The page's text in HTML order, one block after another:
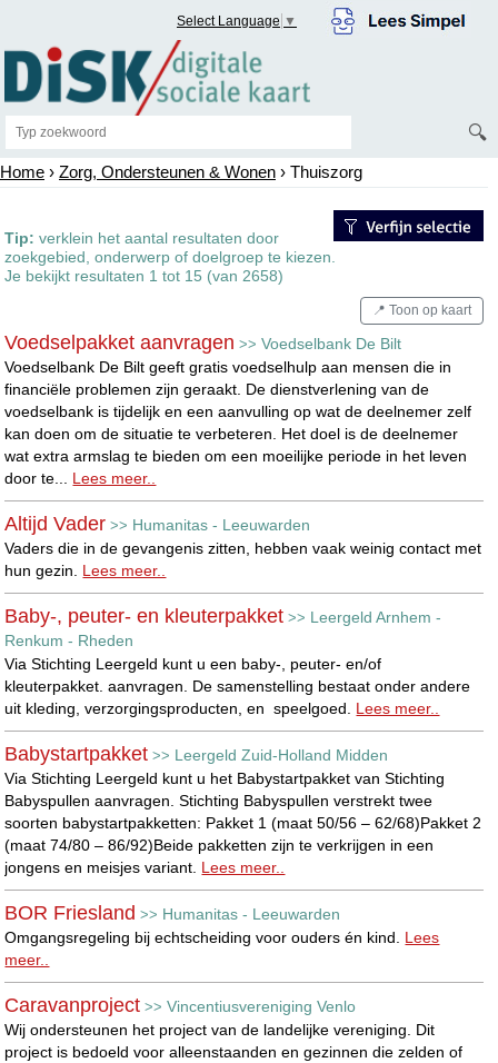
Select Language ▼
🔍
Home › Zorg, Ondersteunen & Wonen › Thuiszorg
Tip: verklein het aantal resultaten door
zoekgebied, onderwerp of doelgroep te kiezen.
Je bekijkt resultaten 1 tot 15 (van 2658)
📍 Toon op kaart
Voedselpakket aanvragen >>Voedselbank De Bilt
Voedselbank De Bilt geeft gratis voedselhulp aan mensen die in
financiële problemen zijn geraakt. De dienstverlening van de
voedselbank is tijdelijk en een aanvulling op wat de deelnemer zelf
kan doen om de situatie te verbeteren. Het doel is de deelnemer
wat extra armslag te bieden om een moeilijke periode in het leven
door te... Lees meer..
Altijd Vader >> Humanitas - Leeuwarden
Vaders die in de gevangenis zitten, hebben vaak weinig contact met
hun gezin. Lees meer..
Baby-, peuter- en kleuterpakket >> Leergeld Arnhem -
Renkum - Rheden
Via Stichting Leergeld kunt u een baby-, peuter- en/of
kleuterpakket. aanvragen. De samenstelling bestaat onder andere
uit kleding, verzorgingsproducten, en speelgoed. Lees meer..
Babystartpakket >> Leergeld Zuid-Holland Midden
Via Stichting Leergeld kunt u het Babystartpakket van Stichting
Babyspullen aanvragen. Stichting Babyspullen verstrekt twee
soorten babystartpakketten: Pakket 1 (maat 50/56 – 62/68)Pakket 2
(maat 74/80 – 86/92)Beide pakketten zijn te verkrijgen in een
jongens en meisjes variant. Lees meer..
BOR Friesland >> Humanitas - Leeuwarden
Omgangsregeling bij echtscheiding voor ouders én kind. Lees
meer..
Caravanproject >>Vincentiusvereniging Venlo
Wij ondersteunen het project van de landelijke vereniging. Dit
project is bedoeld voor alleenstaanden en gezinnen die zelden of